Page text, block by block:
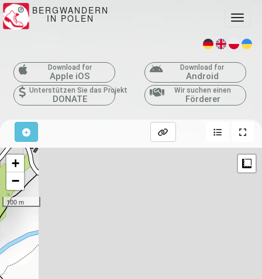
BERGWANDERN
IN POLEN
Download for
Apple iOS
Download for
Android
Unterstützen Sie das Projekt
DONATE
Wir suchen einen
Förderer
+
−
100 m